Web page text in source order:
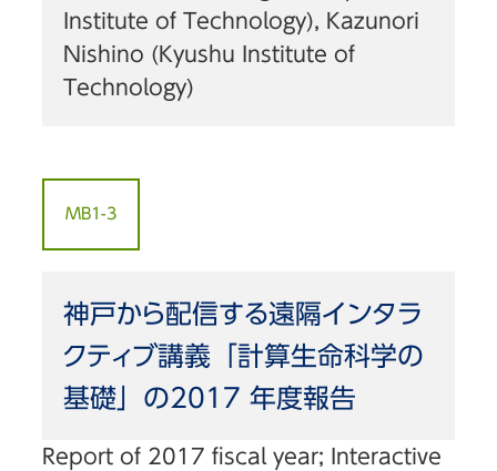
Institute of Technology), Kazunori
Nishino (Kyushu Institute of
Technology)
MB1-3
神戸から配信する遠隔インタラ
クティブ講義「計算生命科学の
基礎」の2017 年度報告
Report of 2017 fiscal year; Interactive